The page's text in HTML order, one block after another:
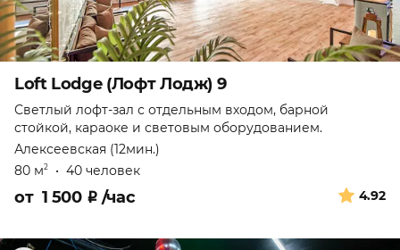
Loft Lodge (Лофт Лодж) 9
Светлый лофт-зал с отдельным входом, барной
стойкой, караоке и световым оборудованием.
Алексеевская (12мин.)
80 м2 • 40 человек
4.92
от 1 500 ₽ /час